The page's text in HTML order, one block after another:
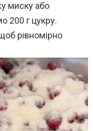
миску або
200 г цукру.
рівномірно